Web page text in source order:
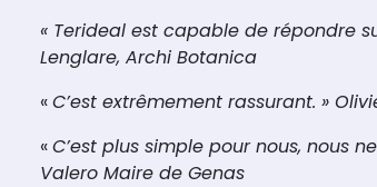
« Terideal est capable de répondre
Lenglare, Archi Botanica
«C’est extrêmement rassurant. »
«C’est plus simple pour nous, nous
Valero Maire de Genas